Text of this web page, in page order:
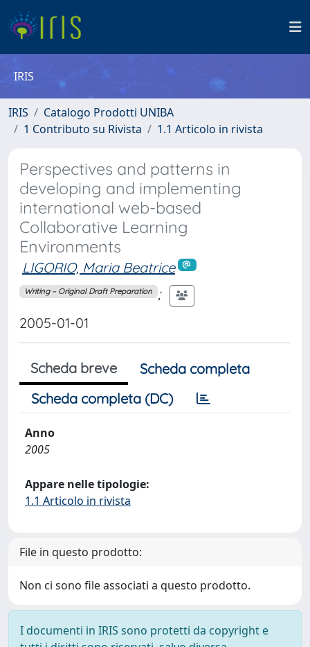
IRIS
IRIS
Catalogo Prodotti UNIBA
1 Contributo su Rivista
1.1 Articolo in rivista
Perspectives and patterns in
developing and implementing
international web-based
Collaborative Learning
Environments
LIGORIO, Maria Beatrice
Writing – Original Draft Preparation ;
2005-01-01
Scheda breve
Scheda completa
Scheda completa (DC)
Anno
2005
Appare nelle tipologie:
1.1 Articolo in rivista
File in questo prodotto:
Non ci sono file associati a questo prodotto.
I documenti in IRIS sono protetti da copyright e